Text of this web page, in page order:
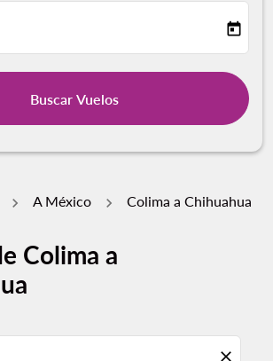
date-aria-label today
Buscar Vuelos
A México Colima a Chihuahua
Colima a
close